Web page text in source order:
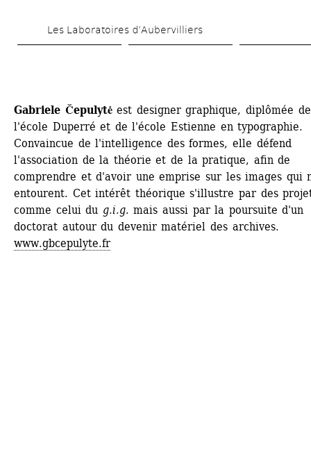
au
Les Laboratoires d’Aubervilliers
Gabriele Čepulytėest designer graphique, diplômée de
l'école Duperré et de l'école Estienne en typographie.
Convaincue de l'intelligence des formes, elle défend
l'association de la théorie et de la pratique, afin de
comprendre et d'avoir une emprise sur les images qui
entourent. Cet intérêt théorique s'illustre par des
comme celui du g.i.g. mais aussi par la poursuite d'un
doctorat autour du devenir matériel des archives.
www.gbcepulyte.fr